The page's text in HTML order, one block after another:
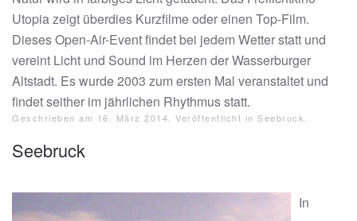
Utopia zeigt überdies Kurzfilme oder einen Top-Film.
Dieses Open-Air-Event findet bei jedem Wetter statt und
vereint Licht und Sound im Herzen der Wasserburger
Altstadt. Es wurde 2003 zum ersten Mal veranstaltet und
findet seither im jährlichen Rhythmus statt.
Geschrieben am 16. März 2014 . Veröffentlicht in Seebruck
Seebruck
In